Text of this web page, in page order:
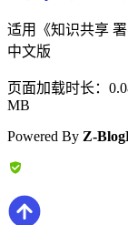
适用《知识共享
中文版
页面加载时长：
MB
Powered By Z-